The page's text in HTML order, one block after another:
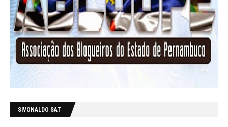
SIVONALDO SAT